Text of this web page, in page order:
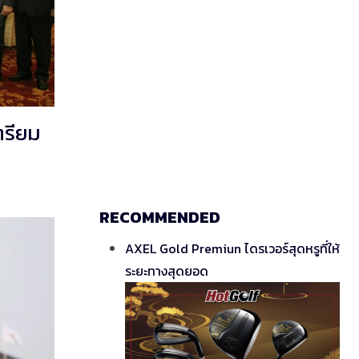
ยม
RECOMMENDED
AXEL Gold Premiun ไดรเวอร์สุดหรูที่ให้
ระยะทางสุดยอด